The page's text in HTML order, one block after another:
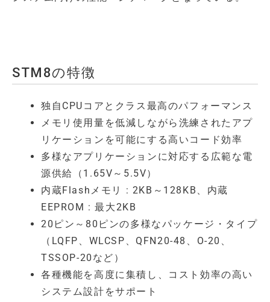
STM8の特徴
独自CPUコアとクラス最高のパフォーマンス
メモリ使用量を低減しながら洗練されたアプ
リケーションを可能にする高いコード効率
多様なアプリケーションに対応する広範な電
源供給（1.65V～5.5V）
内蔵Flashメモリ : 2KB～128KB、内蔵
EEPROM : 最大2KB
20ピン～80ピンの多様なパッケージ・タイプ
（LQFP、WLCSP、QFN20-48、O-20、
TSSOP-20など）
各種機能を高度に集積し、コスト効率の高い
システム設計をサポート